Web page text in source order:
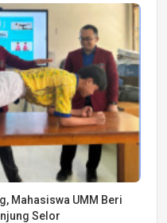
Mahasiswa UMM Beri
Selor